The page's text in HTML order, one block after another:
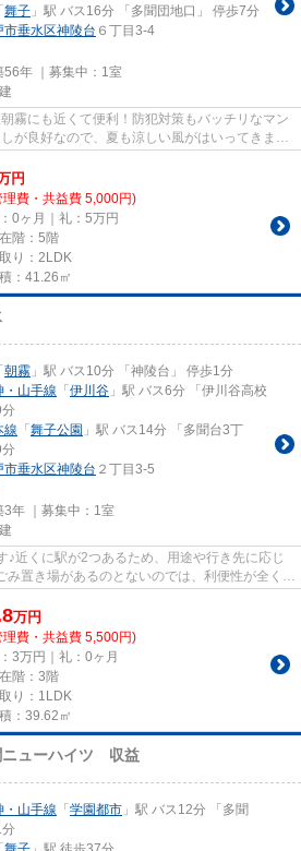
舞子 」駅 バス16分 「多聞団地口」 停歩7分
市垂水区神陵台 ６丁目3-4
年 ｜募集中： 1室
霧にも近くて便利！防犯対策もバッチリなマン
が良好なので、夏も涼しい風がはいってきま
円
理費・共益費 5,000円)
0ヶ月｜礼：5万円
階：5階
り：2LDK
：41.26㎡
朝霧 」駅 バス10分 「神陵台」 停歩1分
・山手線 「 伊川谷 」駅 バス6分 「伊川谷高校
線 「 舞子公園 」駅 バス14分 「多聞台3丁
分
市垂水区神陵台 ２丁目3-5
年 ｜募集中： 1室
♪近くに駅が2つあるため、用途や行き先に応じ
み置き場があるのとないのでは、利便性が全く違
万円
理費・共益費 5,500円)
3万円｜礼：0ヶ月
階：3階
り：1LDK
：39.62㎡
ニューハイツ 収益
・山手線 「 学園都市 」駅 バス12分 「多聞
分